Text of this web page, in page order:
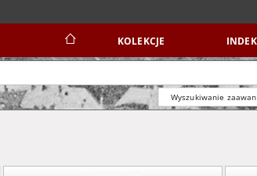
KOLEKCJE
Wyszukiwanie